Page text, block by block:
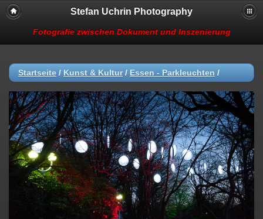
Stefan Uchrin Photography
Fotografie zwischen Dokument und Inszenierung
Startseite / Kunst & Kultur/ Essen - Parkleuchten /